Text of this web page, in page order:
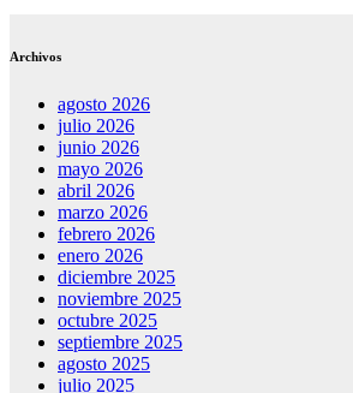
Archivos
agosto 2026
julio 2026
junio 2026
mayo 2026
abril 2026
marzo 2026
febrero 2026
enero 2026
diciembre 2025
noviembre 2025
octubre 2025
septiembre 2025
agosto 2025
julio 2025